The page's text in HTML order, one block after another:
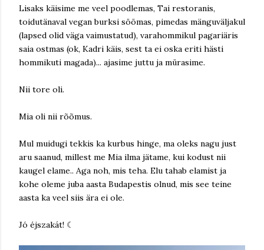
Lisaks käisime me veel poodlemas, Tai restoranis,
toidutänaval vegan burksi söömas, pimedas mänguväljakul
(lapsed olid väga vaimustatud), varahommikul pagariäris
saia ostmas (ok, Kadri käis, sest ta ei oska eriti hästi
hommikuti magada)... ajasime juttu ja mürasime.
Nii tore oli.
Mia oli nii rõõmus.
Mul muidugi tekkis ka kurbus hinge, ma oleks nagu just
aru saanud, millest me Mia ilma jätame, kui kodust nii
kaugel elame.. Aga noh, mis teha. Elu tahab elamist ja
kohe oleme juba aasta Budapestis olnud, mis see teine
aasta ka veel siis ära ei ole.
Jó éjszakát! ☾